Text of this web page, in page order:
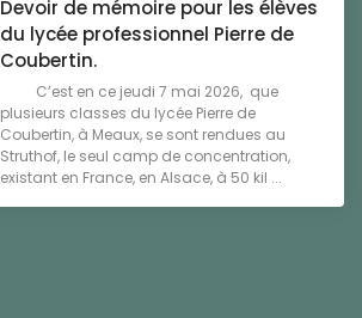
Devoir de mémoire pour les élèves
du lycée professionnel Pierre de
Coubertin.
C’est en ce jeudi 7 mai 2026, que
plusieurs classes du lycée Pierre de
Coubertin, à Meaux, se sont rendues au
Struthof, le seul camp de concentration,
existant en France, en Alsace, à 50 kil ...